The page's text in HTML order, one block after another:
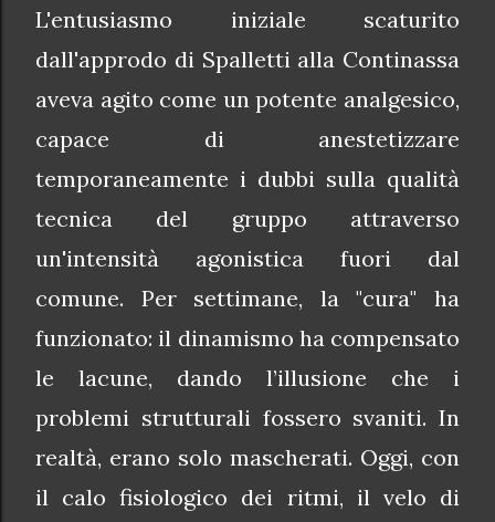
L'entusiasmo iniziale scaturito
dall'approdo di Spalletti alla Continassa
aveva agito come un potente analgesico,
capace di anestetizzare
temporaneamente i dubbi sulla qualità
tecnica del gruppo attraverso
un'intensità agonistica fuori dal
comune. Per settimane, la "cura" ha
funzionato: il dinamismo ha compensato
le lacune, dando l’illusione che i
problemi strutturali fossero svaniti. In
realtà, erano solo mascherati. Oggi, con
il calo fisiologico dei ritmi, il velo di